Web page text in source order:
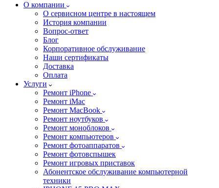
О компании
О сервисном центре в настоящем
История компании
Вопрос-ответ
Блог
Корпоративное обслуживание
Наши сертификаты
Доставка
Оплата
Услуги
Ремонт iPhone
Ремонт iMac
Ремонт MacBook
Ремонт ноутбуков
Ремонт моноблоков
Ремонт компьютеров
Ремонт фотоаппаратов
Ремонт фотовспышек
Ремонт игровых приставок
Абонентское обслуживание компьютерной
техники